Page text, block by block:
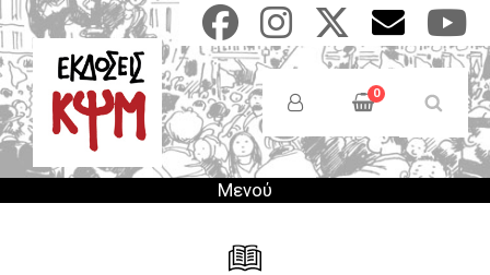
Παράκαμψη
προς
το
κυρίως
περιεχόμενο
Users
Menu
0
Μενού